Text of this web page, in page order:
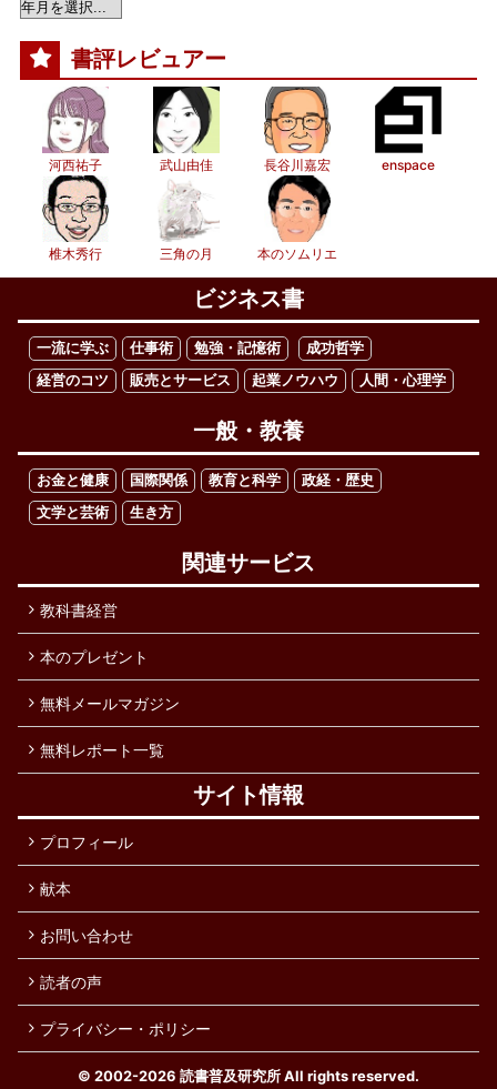
書評レビュアー
河西祐子 武山由佳 長谷川嘉宏 enspace
椎木秀行 三角の月 本のソムリエ
ビジネス書
一流に学ぶ 仕事術 勉強・記憶術
成功哲学
経営のコツ
販売とサービス 起業ノウハウ 人間・心理学
一般・教養
お金と健康 国際関係 教育と科学
政経・歴史
文学と芸術
生き方
関連サービス
教科書経営
本のプレゼント
無料メールマガジン
無料レポート一覧
サイト情報
プロフィール
献本
お問い合わせ
読者の声
プライバシー・ポリシー
© 2002-2026 読書普及研究所 All rights reserved.